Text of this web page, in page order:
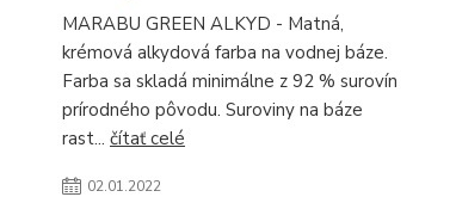
MARABU GREEN ALKYD - Matná,
krémová alkydová farba na vodnej báze.
Farba sa skladá minimálne z 92 % surovín
prírodného pôvodu. Suroviny na báze
rast... čítať celé
02.01.2022